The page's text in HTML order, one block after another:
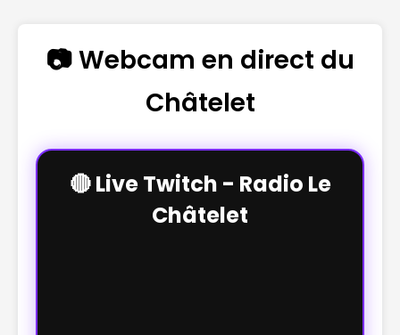
📷 Webcam en direct du
Châtelet
🔴 Live Twitch - Radio Le
Châtelet